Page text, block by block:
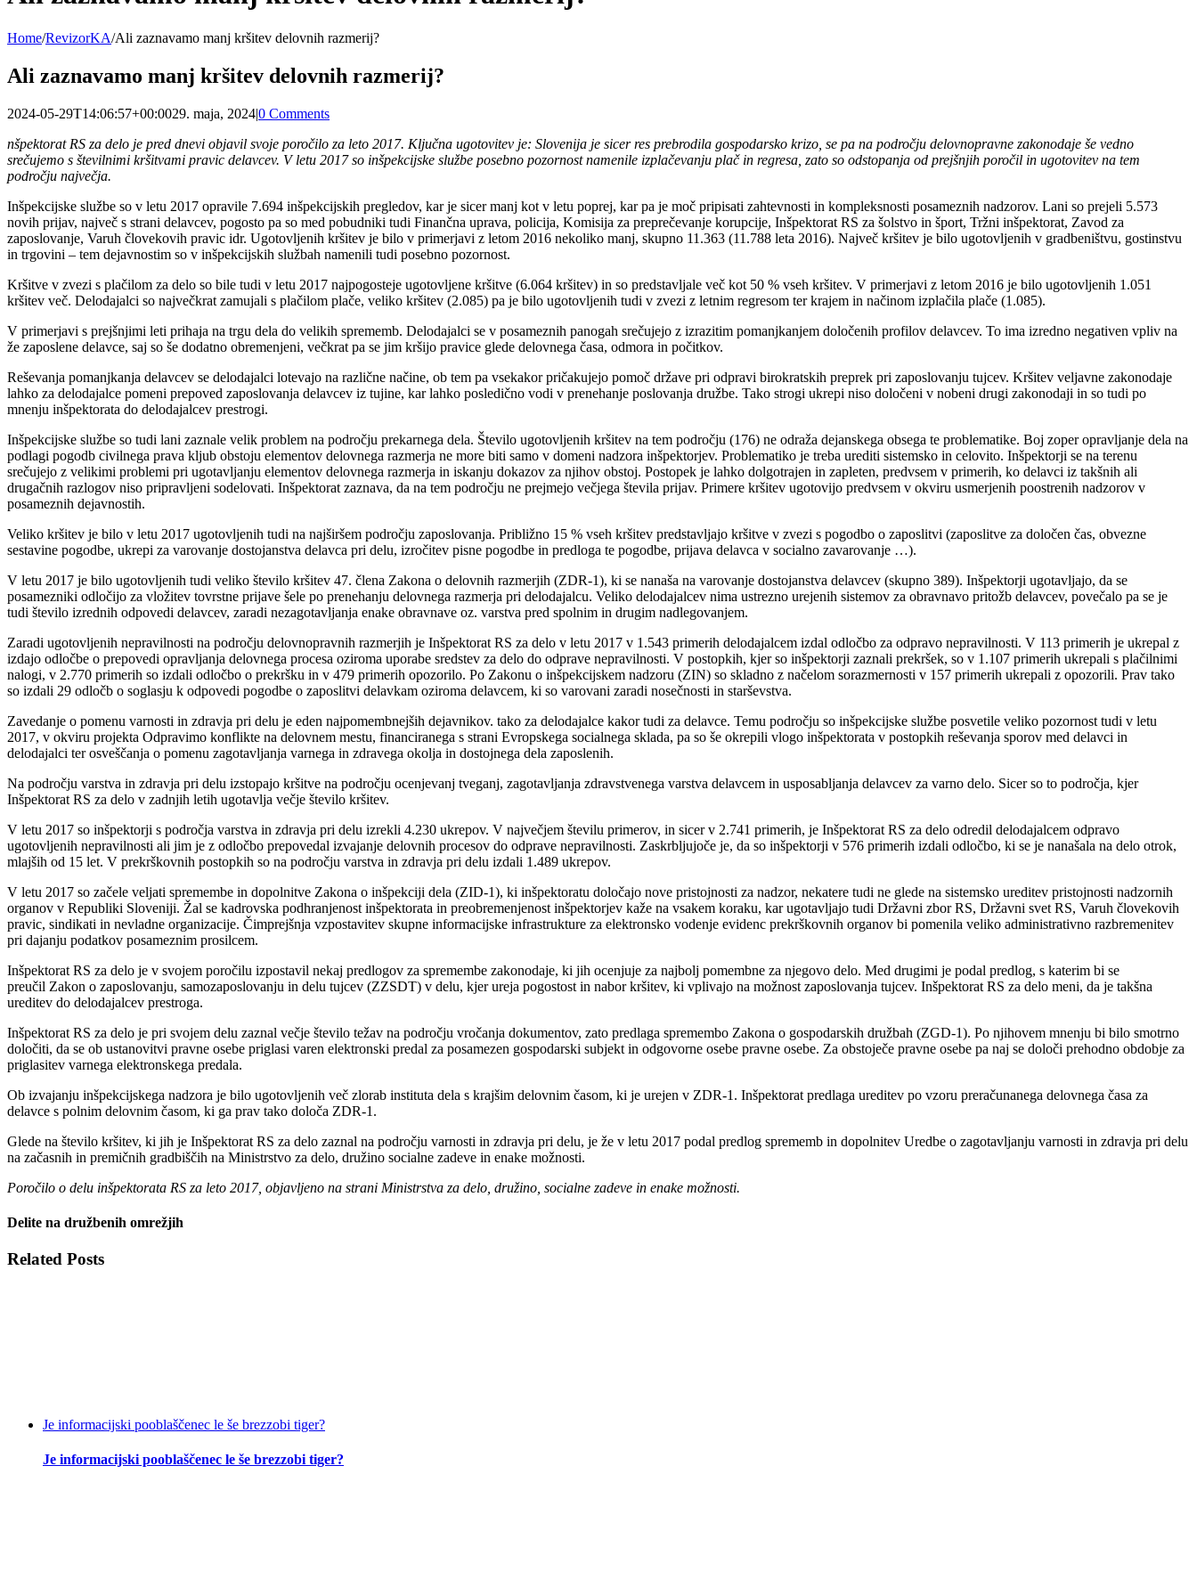
Home/RevizorKA/Ali zaznavamo manj kršitev delovnih razmerij?
Ali zaznavamo manj kršitev delovnih razmerij?
2024-05-29T14:06:57+00:0029. maja, 2024|0 Comments
nšpektorat RS za delo je pred dnevi objavil svoje poročilo za leto 2017. Ključna ugotovitev je: Slovenija je sicer res prebrodila gospodarsko krizo, se pa na področju delovnopravne zakonodaje še vedno
srečujemo s številnimi kršitvami pravic delavcev. V letu 2017 so inšpekcijske službe posebno pozornost namenile izplačevanju plač in regresa, zato so odstopanja od prejšnjih poročil in ugotovitev na tem
področju največja.
Inšpekcijske službe so v letu 2017 opravile 7.694 inšpekcijskih pregledov, kar je sicer manj kot v letu poprej, kar pa je moč pripisati zahtevnosti in kompleksnosti posameznih nadzorov. Lani so prejeli 5.573
novih prijav, največ s strani delavcev, pogosto pa so med pobudniki tudi Finančna uprava, policija, Komisija za preprečevanje korupcije, Inšpektorat RS za šolstvo in šport, Tržni inšpektorat, Zavod za
zaposlovanje, Varuh človekovih pravic idr. Ugotovljenih kršitev je bilo v primerjavi z letom 2016 nekoliko manj, skupno 11.363 (11.788 leta 2016). Največ kršitev je bilo ugotovljenih v gradbeništvu, gostinstvu
in trgovini – tem dejavnostim so v inšpekcijskih službah namenili tudi posebno pozornost.
Kršitve v zvezi s plačilom za delo so bile tudi v letu 2017 najpogosteje ugotovljene kršitve (6.064 kršitev) in so predstavljale več kot 50 % vseh kršitev. V primerjavi z letom 2016 je bilo ugotovljenih 1.051
kršitev več. Delodajalci so največkrat zamujali s plačilom plače, veliko kršitev (2.085) pa je bilo ugotovljenih tudi v zvezi z letnim regresom ter krajem in načinom izplačila plače (1.085).
V primerjavi s prejšnjimi leti prihaja na trgu dela do velikih sprememb. Delodajalci se v posameznih panogah srečujejo z izrazitim pomanjkanjem določenih profilov delavcev. To ima izredno negativen vpliv na
že zaposlene delavce, saj so še dodatno obremenjeni, večkrat pa se jim kršijo pravice glede delovnega časa, odmora in počitkov.
Reševanja pomanjkanja delavcev se delodajalci lotevajo na različne načine, ob tem pa vsekakor pričakujejo pomoč države pri odpravi birokratskih preprek pri zaposlovanju tujcev. Kršitev veljavne zakonodaje
lahko za delodajalce pomeni prepoved zaposlovanja delavcev iz tujine, kar lahko posledično vodi v prenehanje poslovanja družbe. Tako strogi ukrepi niso določeni v nobeni drugi zakonodaji in so tudi po
mnenju inšpektorata do delodajalcev prestrogi.
Inšpekcijske službe so tudi lani zaznale velik problem na področju prekarnega dela. Število ugotovljenih kršitev na tem področju (176) ne odraža dejanskega obsega te problematike. Boj zoper opravljanje dela na
podlagi pogodb civilnega prava kljub obstoju elementov delovnega razmerja ne more biti samo v domeni nadzora inšpektorjev. Problematiko je treba urediti sistemsko in celovito. Inšpektorji se na terenu
srečujejo z velikimi problemi pri ugotavljanju elementov delovnega razmerja in iskanju dokazov za njihov obstoj. Postopek je lahko dolgotrajen in zapleten, predvsem v primerih, ko delavci iz takšnih ali
drugačnih razlogov niso pripravljeni sodelovati. Inšpektorat zaznava, da na tem področju ne prejmejo večjega števila prijav. Primere kršitev ugotovijo predvsem v okviru usmerjenih poostrenih nadzorov v
posameznih dejavnostih.
Veliko kršitev je bilo v letu 2017 ugotovljenih tudi na najširšem področju zaposlovanja. Približno 15 % vseh kršitev predstavljajo kršitve v zvezi s pogodbo o zaposlitvi (zaposlitve za določen čas, obvezne
sestavine pogodbe, ukrepi za varovanje dostojanstva delavca pri delu, izročitev pisne pogodbe in predloga te pogodbe, prijava delavca v socialno zavarovanje …).
V letu 2017 je bilo ugotovljenih tudi veliko število kršitev 47. člena Zakona o delovnih razmerjih (ZDR-1), ki se nanaša na varovanje dostojanstva delavcev (skupno 389). Inšpektorji ugotavljajo, da se
posamezniki odločijo za vložitev tovrstne prijave šele po prenehanju delovnega razmerja pri delodajalcu. Veliko delodajalcev nima ustrezno urejenih sistemov za obravnavo pritožb delavcev, povečalo pa se je
tudi število izrednih odpovedi delavcev, zaradi nezagotavljanja enake obravnave oz. varstva pred spolnim in drugim nadlegovanjem.
Zaradi ugotovljenih nepravilnosti na področju delovnopravnih razmerjih je Inšpektorat RS za delo v letu 2017 v 1.543 primerih delodajalcem izdal odločbo za odpravo nepravilnosti. V 113 primerih je ukrepal z
izdajo odločbe o prepovedi opravljanja delovnega procesa oziroma uporabe sredstev za delo do odprave nepravilnosti. V postopkih, kjer so inšpektorji zaznali prekršek, so v 1.107 primerih ukrepali s plačilnimi
nalogi, v 2.770 primerih so izdali odločbo o prekršku in v 479 primerih opozorilo. Po Zakonu o inšpekcijskem nadzoru (ZIN) so skladno z načelom sorazmernosti v 157 primerih ukrepali z opozorili. Prav tako
so izdali 29 odločb o soglasju k odpovedi pogodbe o zaposlitvi delavkam oziroma delavcem, ki so varovani zaradi nosečnosti in starševstva.
Zavedanje o pomenu varnosti in zdravja pri delu je eden najpomembnejših dejavnikov. tako za delodajalce kakor tudi za delavce. Temu področju so inšpekcijske službe posvetile veliko pozornost tudi v letu
2017, v okviru projekta Odpravimo konflikte na delovnem mestu, financiranega s strani Evropskega socialnega sklada, pa so še okrepili vlogo inšpektorata v postopkih reševanja sporov med delavci in
delodajalci ter osveščanja o pomenu zagotavljanja varnega in zdravega okolja in dostojnega dela zaposlenih.
Na področju varstva in zdravja pri delu izstopajo kršitve na področju ocenjevanj tveganj, zagotavljanja zdravstvenega varstva delavcem in usposabljanja delavcev za varno delo. Sicer so to področja, kjer
Inšpektorat RS za delo v zadnjih letih ugotavlja večje število kršitev.
V letu 2017 so inšpektorji s področja varstva in zdravja pri delu izrekli 4.230 ukrepov. V največjem številu primerov, in sicer v 2.741 primerih, je Inšpektorat RS za delo odredil delodajalcem odpravo
ugotovljenih nepravilnosti ali jim je z odločbo prepovedal izvajanje delovnih procesov do odprave nepravilnosti. Zaskrbljujoče je, da so inšpektorji v 576 primerih izdali odločbo, ki se je nanašala na delo otrok,
mlajših od 15 let. V prekrškovnih postopkih so na področju varstva in zdravja pri delu izdali 1.489 ukrepov.
V letu 2017 so začele veljati spremembe in dopolnitve Zakona o inšpekciji dela (ZID-1), ki inšpektoratu določajo nove pristojnosti za nadzor, nekatere tudi ne glede na sistemsko ureditev pristojnosti nadzornih
organov v Republiki Sloveniji. Žal se kadrovska podhranjenost inšpektorata in preobremenjenost inšpektorjev kaže na vsakem koraku, kar ugotavljajo tudi Državni zbor RS, Državni svet RS, Varuh človekovih
pravic, sindikati in nevladne organizacije. Čimprejšnja vzpostavitev skupne informacijske infrastrukture za elektronsko vodenje evidenc prekrškovnih organov bi pomenila veliko administrativno razbremenitev
pri dajanju podatkov posameznim prosilcem.
Inšpektorat RS za delo je v svojem poročilu izpostavil nekaj predlogov za spremembe zakonodaje, ki jih ocenjuje za najbolj pomembne za njegovo delo. Med drugimi je podal predlog, s katerim bi se
preučil Zakon o zaposlovanju, samozaposlovanju in delu tujcev (ZZSDT) v delu, kjer ureja pogostost in nabor kršitev, ki vplivajo na možnost zaposlovanja tujcev. Inšpektorat RS za delo meni, da je takšna
ureditev do delodajalcev prestroga.
Inšpektorat RS za delo je pri svojem delu zaznal večje število težav na področju vročanja dokumentov, zato predlaga spremembo Zakona o gospodarskih družbah (ZGD-1). Po njihovem mnenju bi bilo smotrno
določiti, da se ob ustanovitvi pravne osebe priglasi varen elektronski predal za posamezen gospodarski subjekt in odgovorne osebe pravne osebe. Za obstoječe pravne osebe pa naj se določi prehodno obdobje za
priglasitev varnega elektronskega predala.
Ob izvajanju inšpekcijskega nadzora je bilo ugotovljenih več zlorab instituta dela s krajšim delovnim časom, ki je urejen v ZDR-1. Inšpektorat predlaga ureditev po vzoru preračunanega delovnega časa za
delavce s polnim delovnim časom, ki ga prav tako določa ZDR-1.
Glede na število kršitev, ki jih je Inšpektorat RS za delo zaznal na področju varnosti in zdravja pri delu, je že v letu 2017 podal predlog sprememb in dopolnitev Uredbe o zagotavljanju varnosti in zdravja pri delu
na začasnih in premičnih gradbiščih na Ministrstvo za delo, družino socialne zadeve in enake možnosti.
Poročilo o delu inšpektorata RS za leto 2017, objavljeno na strani Ministrstva za delo, družino, socialne zadeve in enake možnosti.
Delite na družbenih omrežjih
Facebook
Twitter
LinkedIn
WhatsApp
Email
Related Posts
Je informacijski pooblaščenec le še brezzobi tiger?
Je informacijski pooblaščenec le še brezzobi tiger?